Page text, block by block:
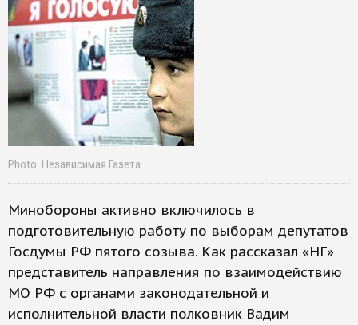
Photo: Независимая Газета
Минобороны активно включилось в
подготовительную работу по выборам депутатов
Госдумы РФ пятого созыва. Как рассказал «НГ»
представитель направления по взаимодействию
МО РФ с органами законодательной и
исполнительной власти полковник Вадим